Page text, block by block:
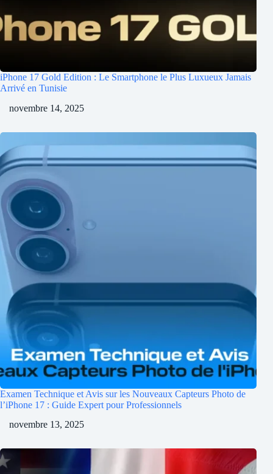
iPhone 17 Gold Edition : Le Smartphone le Plus Luxueux Jamais
Arrivé en Tunisie
novembre 14, 2025
Examen Technique et Avis sur les Nouveaux Capteurs Photo de
l’iPhone 17 : Guide Expert pour Professionnels
novembre 13, 2025